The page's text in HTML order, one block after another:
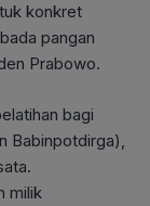
konkret
pangan
Prabowo.
bagi
Babinpotdirga),
milik